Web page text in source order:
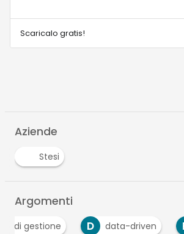
Scaricalo gratis!
Aziende
Stesi
Argomenti
di gestione D data-driven